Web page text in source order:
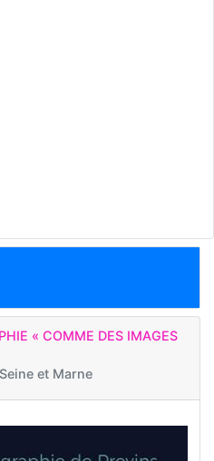
« COMME DES IMAGES
et Marne